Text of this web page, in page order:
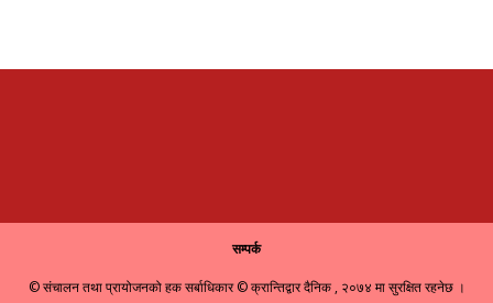
सम्पर्क
© संचालन तथा प्रायोजनको हक सर्बाधिकार © क्रान्तिद्वार दैनिक , २०७४ मा सुरक्षित रहनेछ ।